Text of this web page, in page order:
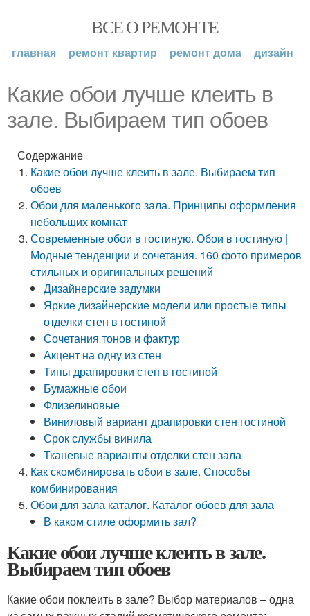
ВСЕ О РЕМОНТЕ
главная ремонт квартир ремонт дома дизайн
Какие обои лучше клеить в
зале. Выбираем тип обоев
Содержание
Какие обои лучше клеить в зале. Выбираем тип
обоев
Обои для маленького зала. Принципы оформления
небольших комнат
Современные обои в гостиную. Обои в гостиную |
Модные тенденции и сочетания. 160 фото примеров
стильных и оригинальных решений
Дизайнерские задумки
Яркие дизайнерские модели или простые типы
отделки стен в гостиной
Сочетания тонов и фактур
Акцент на одну из стен
Типы драпировки стен в гостиной
Бумажные обои
Флизелиновые
Виниловый вариант драпировки стен гостиной
Срок службы винила
Тканевые варианты отделки стен зала
Как скомбинировать обои в зале. Способы
комбинирования
Обои для зала каталог. Каталог обоев для зала
В каком стиле оформить зал?
Какие обои лучше клеить в зале.
Выбираем тип обоев
Какие обои поклеить в зале? Выбор материалов – одна